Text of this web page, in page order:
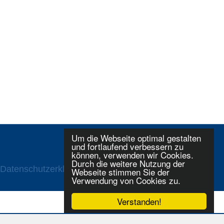
Verstanden!
Um die Webseite optimal gestalten
und fortlaufend verbessern zu
können, verwenden wir Cookies.
Durch die weitere Nutzung der
Webseite stimmen Sie der
Verwendung von Cookies zu.
Datenschutzerklaerung Login